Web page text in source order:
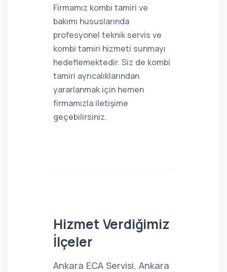
Firmamız kombi tamiri ve
bakımı hususlarında
profesyonel teknik servis ve
kombi tamiri hizmeti sunmayı
hedeflemektedir. Siz de kombi
tamiri ayrıcalıklarından
yararlanmak için hemen
firmamızla iletişime
geçebilirsiniz.
Hizmet Verdiğimiz
İlçeler
Ankara ECA Servisi, Ankara